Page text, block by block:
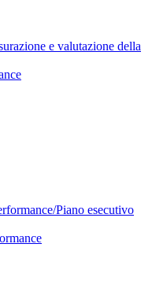
e valutazione della
Piano esecutivo